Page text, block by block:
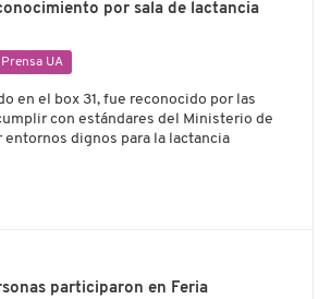
por sala de lactancia
Prensa UA
en el box 31, fue reconocido por las
con estándares del Ministerio de
entornos dignos para la lactancia
participaron en Feria